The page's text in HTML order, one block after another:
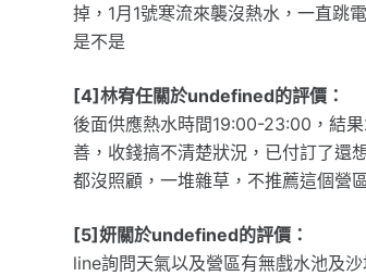
掉，1月1號寒流來襲沒熱水，一直跳
是不是
[4]林宥任關於undefined的評價：
後面供應熱水時間19:00-23:00，結
善，收錢搞不清楚狀況，已付訂了還
都沒照顧，一堆雜草，不推薦這個營
[5]妍關於undefined的評價：
line詢問天氣以及營區有無戲水池及